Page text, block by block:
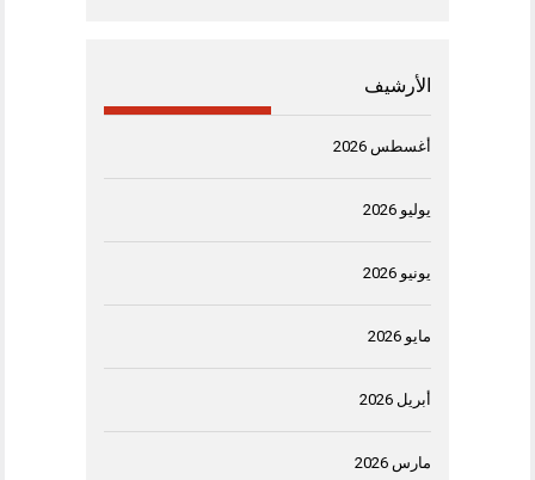
الأرشيف
أغسطس 2026
يوليو 2026
يونيو 2026
مايو 2026
أبريل 2026
مارس 2026